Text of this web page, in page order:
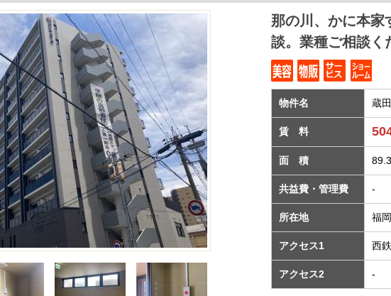
那の川、かに本家
談。業種ご相談く
物件名 蔵
賃 料
面 積
共益費・管理費 -
所在地 福
アクセス1 西
アクセス2 -